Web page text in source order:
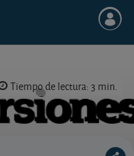
Tiempo de lectura: 3 min.